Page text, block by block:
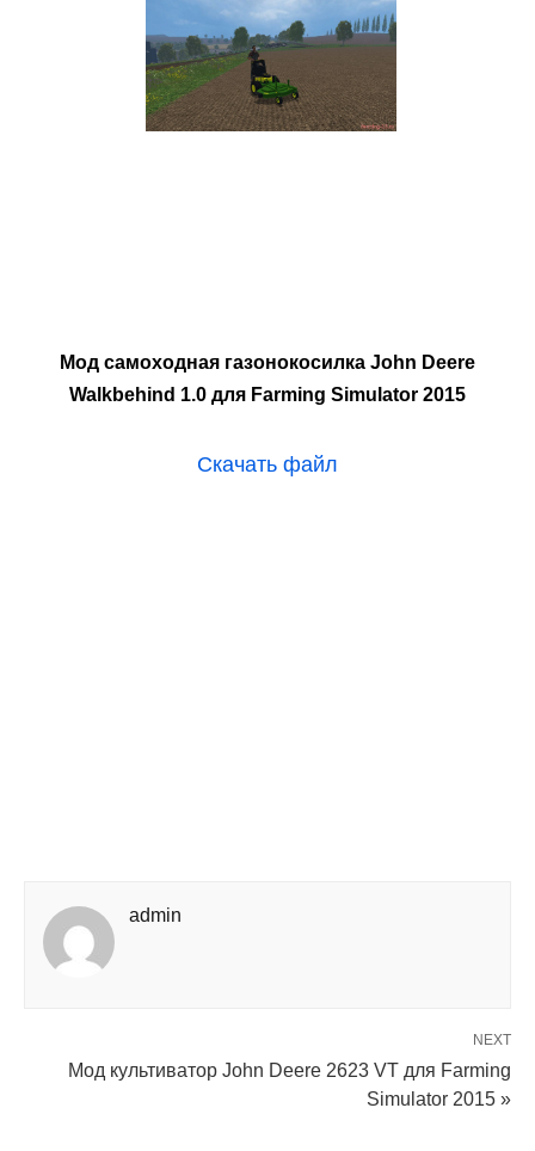
Мод самоходная газонокосилка John Deere
Walkbehind 1.0 для Farming Simulator 2015
Скачать файл
admin
NEXT
Мод культиватор John Deere 2623 VT для Farming
Simulator 2015 »